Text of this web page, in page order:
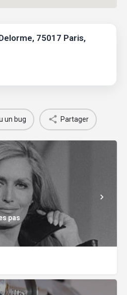
75017 Paris,
un bug Partager
pas